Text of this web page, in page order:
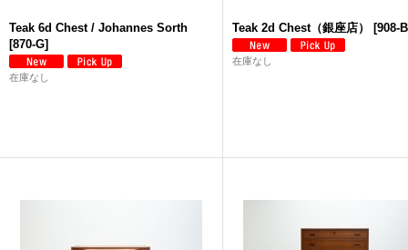
Teak 6d Chest / Johannes Sorth
[870-G]
在庫なし
Teak 2d Chest（銀座店） [908-
在庫なし